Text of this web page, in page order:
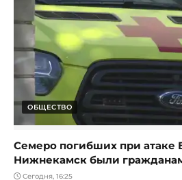
ОБЩЕСТВО
Семеро погибших при атаке
Нижнекамск были
Сегодня, 16:25